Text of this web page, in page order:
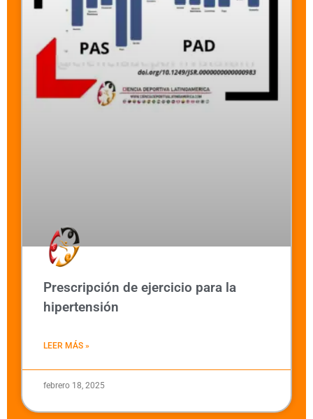
Prescripción de ejercicio para la
hipertensión
LEER MÁS »
febrero 18, 2025